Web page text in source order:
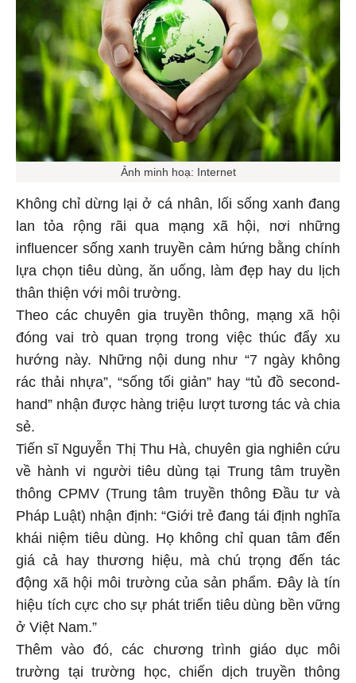
Ảnh minh hoạ: Internet
Không chỉ dừng lại ở cá nhân, lối sống xanh đang
lan tỏa rộng rãi qua mạng xã hội, nơi những
influencer sống xanh truyền cảm hứng bằng chính
lựa chọn tiêu dùng, ăn uống, làm đẹp hay du lịch
thân thiện với môi trường.
Theo các chuyên gia truyền thông, mạng xã hội
đóng vai trò quan trọng trong việc thúc đẩy xu
hướng này. Những nội dung như “7 ngày không
rác thải nhựa”, “sống tối giản” hay “tủ đồ second-
hand” nhận được hàng triệu lượt tương tác và chia
sẻ.
Tiến sĩ Nguyễn Thị Thu Hà, chuyên gia nghiên cứu
về hành vi người tiêu dùng tại Trung tâm truyền
thông CPMV (Trung tâm truyền thông Đầu tư và
Pháp Luật) nhận định: “Giới trẻ đang tái định nghĩa
khái niệm tiêu dùng. Họ không chỉ quan tâm đến
giá cả hay thương hiệu, mà chú trọng đến tác
động xã hội môi trường của sản phẩm. Đây là tín
hiệu tích cực cho sự phát triển tiêu dùng bền vững
ở Việt Nam.”
Thêm vào đó, các chương trình giáo dục môi
trường tại trường học, chiến dịch truyền thông